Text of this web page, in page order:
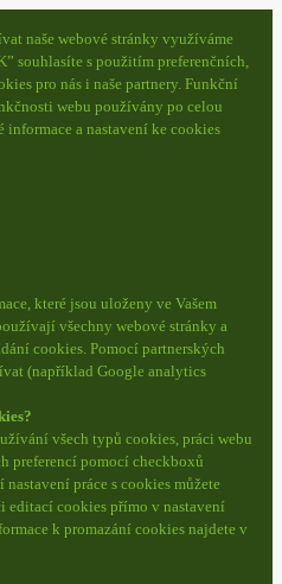
naše webové stránky využíváme
souhlasíte s použitím preferenčních,
pro nás i naše partnery. Funkční
webu používány po celou
informace a nastavení ke cookies
které jsou uloženy ve Vašem
všechny webové stránky a
cookies. Pomocí partnerských
(například Google analytics
všech typů cookies, práci webu
preferencí pomocí checkboxů
práce s cookies můžete
editací cookies přímo v nastavení
k promazání cookies najdete v